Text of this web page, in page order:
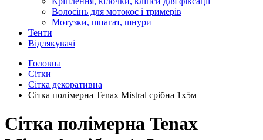
Волосінь для мотокос і тримерів
Мотузки, шпагат, шнури
Тенти
Відлякувачі
Головна
Сітки
Сітка декоративна
Сітка полімерна Tenax Mistral срібна 1х5м
Сітка полімерна Tenax